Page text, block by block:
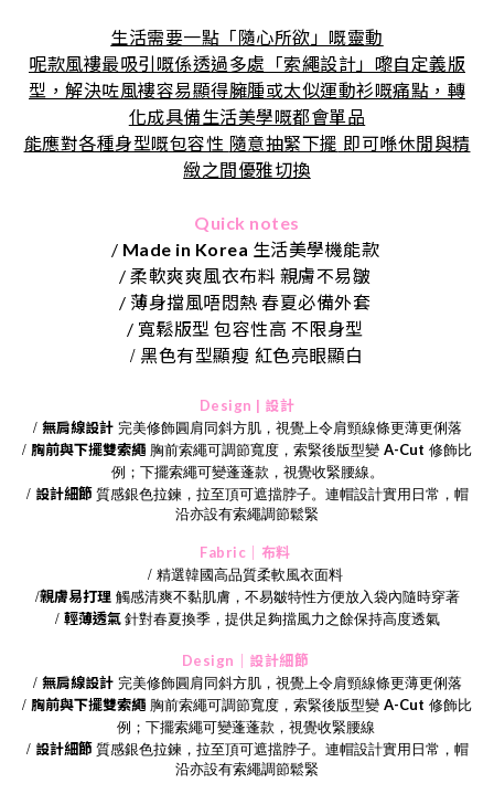
生活需要一點「隨心所欲」嘅靈動
呢款風褸最吸引嘅係透過多處「索繩設計」嚟自定義版
型，解決咗風褸容易顯得臃腫或太似運動衫嘅痛點，轉
化成具備生活美學嘅都會單品
能應對各種身型嘅包容性 隨意抽緊下擺 即可喺休閒與精
緻之間優雅切換
Quick notes
/ Made in Korea 生活美學機能款
/ 柔軟爽爽風衣布料 親膚不易皺
/ 薄身擋風唔悶熱 春夏必備外套
/ 寬鬆版型 包容性高 不限身型
/ 黑色有型顯瘦 紅色亮眼顯白
Design | 設計
/ 無肩線設計完美修飾圓肩同斜方肌，視覺上令肩頸線條更薄更俐落
/ 胸前與下擺雙索繩 胸前索繩可調節寬度，索緊後版型變 A-Cut 修飾比
例；下擺索繩可變蓬蓬款，視覺收緊腰線。
/ 設計細節 質感銀色拉鍊，拉至頂可遮擋脖子。連帽設計實用日常，帽
沿亦設有索繩調節鬆緊
Fabric｜布料
/ 精選韓國高品質柔軟風衣面料
/親膚易打理觸感清爽不黏肌膚，不易皺特性方便放入袋內隨時穿著
/ 輕薄透氣 針對春夏換季，提供足夠擋風力之餘保持高度透氣
Design｜設計細節
/ 無肩線設計完美修飾圓肩同斜方肌，視覺上令肩頸線條更薄更俐落
/ 胸前與下擺雙索繩 胸前索繩可調節寬度，索緊後版型變 A-Cut 修飾比
例；下擺索繩可變蓬蓬款，視覺收緊腰線
/ 設計細節 質感銀色拉鍊，拉至頂可遮擋脖子。連帽設計實用日常，帽
沿亦設有索繩調節鬆緊